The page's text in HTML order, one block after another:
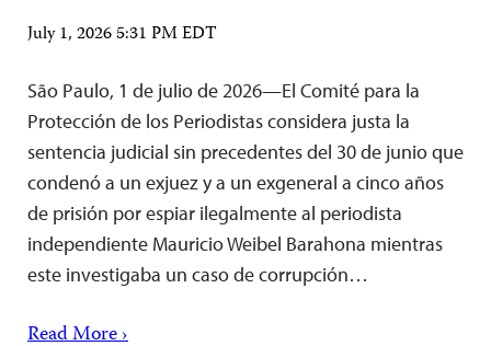
July 1, 2026 5:31 PM EDT
São Paulo, 1 de julio de 2026—El Comité para la
Protección de los Periodistas considera justa la
sentencia judicial sin precedentes del 30 de junio que
condenó a un exjuez y a un exgeneral a cinco años
de prisión por espiar ilegalmente al periodista
independiente Mauricio Weibel Barahona mientras
este investigaba un caso de corrupción…
Read More ›